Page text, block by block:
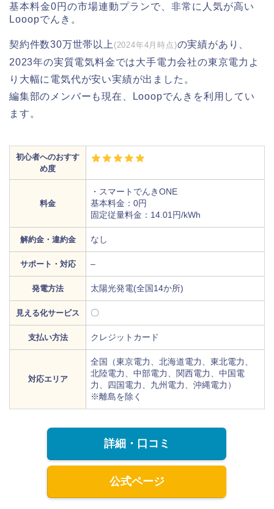
基本料金0円の市場連動プランで、非常に人気が高い
Looopでんき。
契約件数30万世帯以上 (2024年4月時点)の実績があり、
2023年の実質電気料金では大手電力会社の東京電力よ
り大幅に電気代が安い実績が出ました。
編集部のメンバーも現在、Looopでんきを利用してい
ます。
初心者へのおすす
め度
料金
・スマートでんきONE
基本料金：0円
固定従量料金：14.01円/kWh
解約金・違約金 なし
サポート・対応 –
発電方法 太陽光発電(全国14か所)
見える化サービス 〇
支払い方法 クレジットカード
対応エリア
全国（東京電力、北海道電力、東北電力、
北陸電力、中部電力、関西電力、中国電
力、四国電力、九州電力、沖縄電力）
※離島を除く
詳細・口コミ
公式ページ